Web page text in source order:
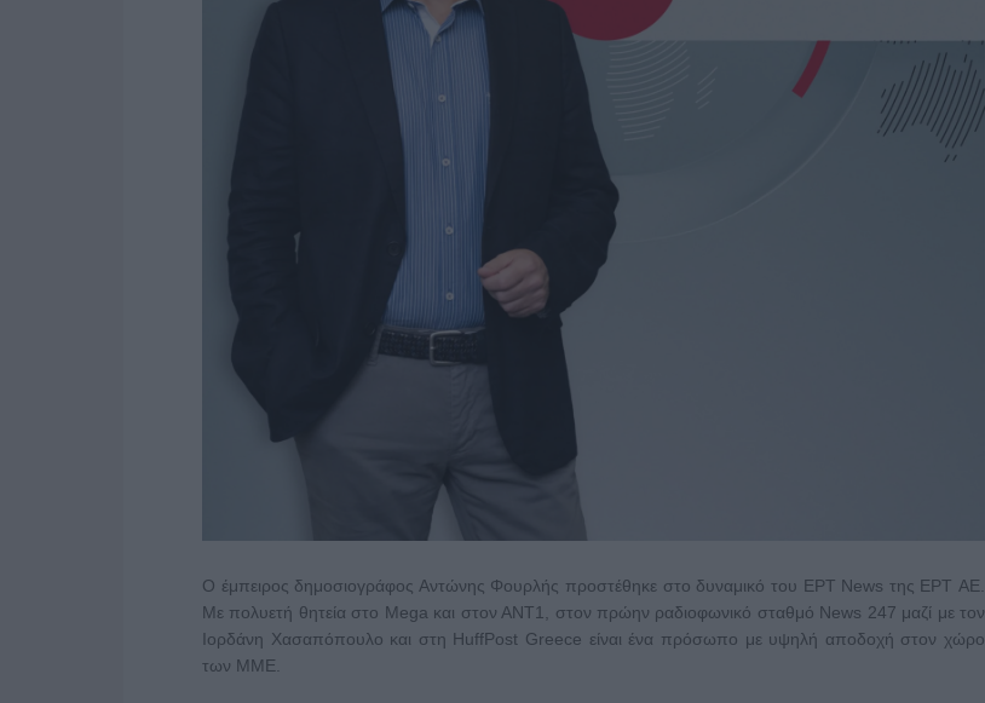
Ο έμπειρος δημοσιογράφος Αντώνης Φουρλής προστέθηκε στο δυναμικό του ΕΡΤ News της ΕΡΤ AΕ.
Με πολυετή θητεία στο Mega και στον ΑΝΤ1, στον πρώην ραδιοφωνικό σταθμό News 247 μαζί με τον
Ιορδάνη Χασαπόπουλο και στη HuffPost Greece είναι ένα πρόσωπο με υψηλή αποδοχή στον χώρο
των ΜΜΕ.